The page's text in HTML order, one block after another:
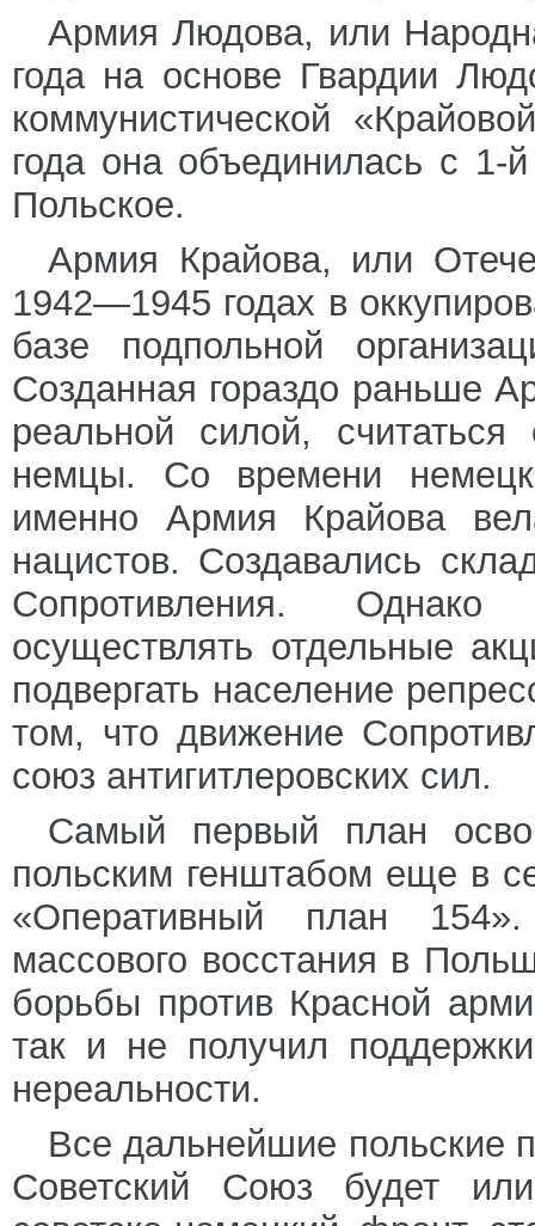
Армия Людова, или
года на основе Гвардии
коммунистической
года она объединилась с 1-
Польское.
Армия Крайова, или
1942—1945 годах в
базе подпольной
Созданная гораздо раньше
реальной силой,
немцы. Со времени
именно Армия Крайова
нацистов. Создавались
Сопротивления.
осуществлять отдельные
подвергать население
том, что движение
союз антигитлеровских сил.
Самый первый план
польским генштабом еще в
«Оперативный план
массового восстания в
борьбы против Красной
так и не получил
нереальности.
Все дальнейшие польские
Советский Союз будет